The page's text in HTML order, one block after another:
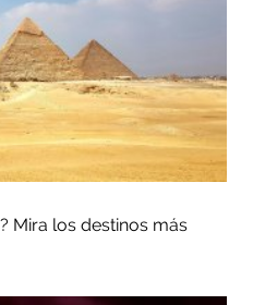
Mira los destinos más